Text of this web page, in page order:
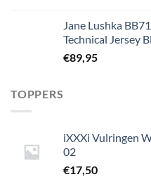
Jane Lushka
Technical Jersey
€89,95
TOPPERS
iXXXi Vulringen
02
€17,50